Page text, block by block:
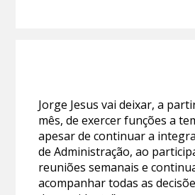
Jorge Jesus vai deixar, a
mês, de exercer funções a
apesar de continuar a
de Administração, ao
reuniões semanais e
acompanhar todas as